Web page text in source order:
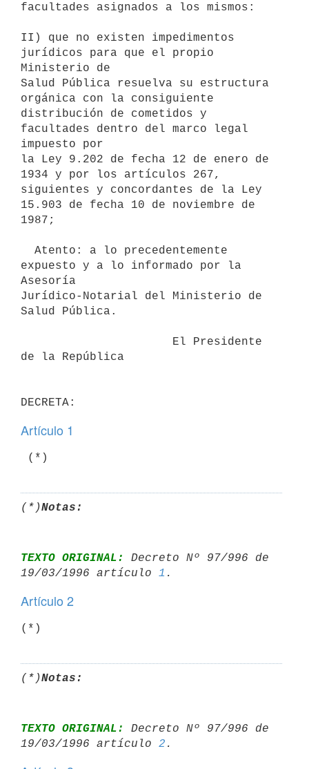
facultades asignados a los mismos:
II) que no existen impedimentos
jurídicos para que el propio
Ministerio de
Salud Pública resuelva su estructura
orgánica con la consiguiente
distribución de cometidos y
facultades dentro del marco legal
impuesto por
la Ley 9.202 de fecha 12 de enero de
1934 y por los artículos 267,
siguientes y concordantes de la Ley
15.903 de fecha 10 de noviembre de
1987;
expuesto y a lo informado por la
Asesoría
Jurídico-Notarial del Ministerio de
Salud Pública.
de la República
Artículo 1
(*)Notas:
TEXTO ORIGINAL:
Decreto Nº 97/996 de
19/03/1996 artículo 1
Artículo 2
(*)Notas:
TEXTO ORIGINAL:
Decreto Nº 97/996 de
19/03/1996 artículo 2